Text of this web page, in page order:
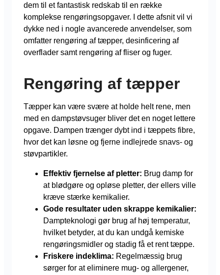
dem til et fantastisk redskab til en række
komplekse rengøringsopgaver. I dette afsnit vil vi
dykke ned i nogle avancerede anvendelser, som
omfatter rengøring af tæpper, desinficering af
overflader samt rengøring af fliser og fuger.
Rengøring af tæpper
Tæpper kan være svære at holde helt rene, men
med en dampstøvsuger bliver det en noget lettere
opgave. Dampen trænger dybt ind i tæppets fibre,
hvor det kan løsne og fjerne indlejrede snavs- og
støvpartikler.
Effektiv fjernelse af pletter: Brug damp for
at blødgøre og opløse pletter, der ellers ville
kræve stærke kemikalier.
Gode resultater uden skrappe kemikalier:
Dampteknologi gør brug af høj temperatur,
hvilket betyder, at du kan undgå kemiske
rengøringsmidler og stadig få et rent tæppe.
Friskere indeklima: Regelmæssig brug
sørger for at eliminere mug- og allergener,